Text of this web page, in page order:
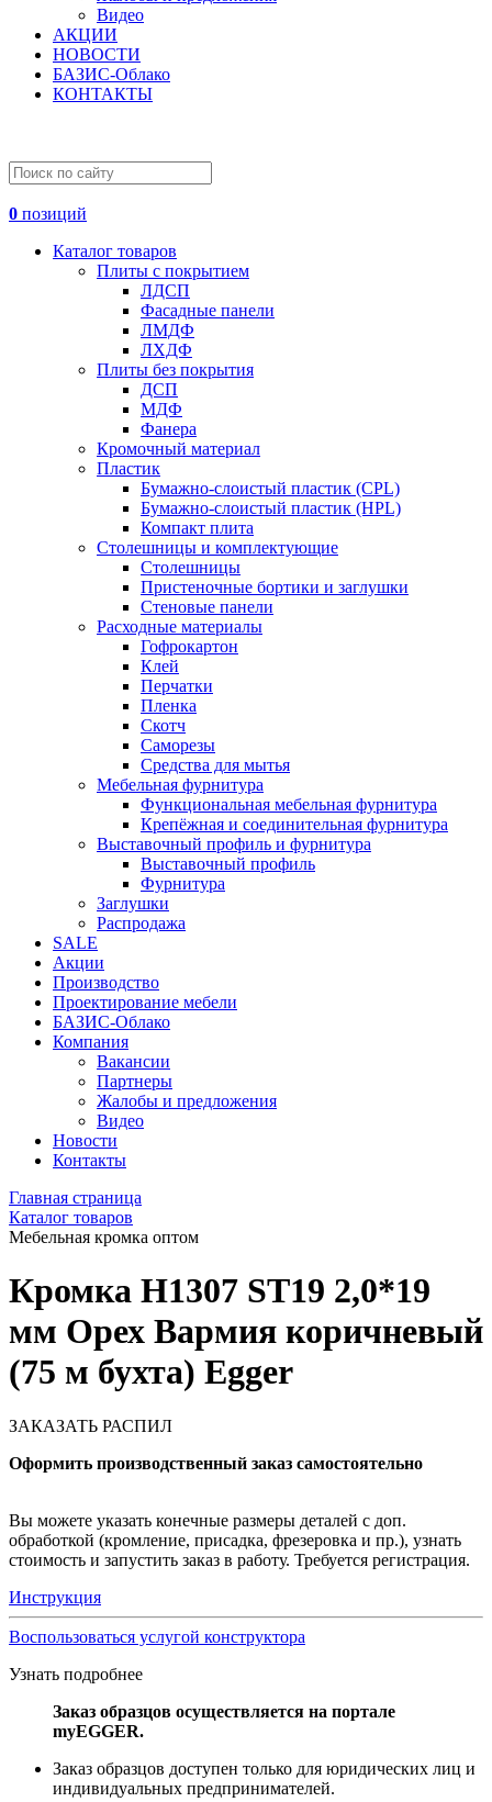
Видео
АКЦИИ
НОВОСТИ
БАЗИС-Облако
КОНТАКТЫ
0 позиций
Каталог товаров
Плиты с покрытием
ЛДСП
Фасадные панели
ЛМДФ
ЛХДФ
Плиты без покрытия
ДСП
МДФ
Фанера
Кромочный материал
Пластик
Бумажно-слоистый пластик (CPL)
Бумажно-слоистый пластик (HPL)
Компакт плита
Столешницы и комплектующие
Столешницы
Пристеночные бортики и заглушки
Стеновые панели
Расходные материалы
Гофрокартон
Клей
Перчатки
Пленка
Скотч
Саморезы
Средства для мытья
Мебельная фурнитура
Функциональная мебельная фурнитура
Крепёжная и соединительная фурнитура
Выставочный профиль и фурнитура
Выставочный профиль
Фурнитура
Заглушки
Распродажа
SALE
Акции
Производство
Проектирование мебели
БАЗИС-Облако
Компания
Вакансии
Партнеры
Жалобы и предложения
Видео
Новости
Контакты
Главная страница
Каталог товаров
Мебельная кромка оптом
Кромка H1307 ST19 2,0*19
мм Орех Вармия коричневый
(75 м бухта) Egger
ЗАКАЗАТЬ РАСПИЛ
Оформить производственный заказ самостоятельно
Вы можете указать конечные размеры деталей с доп.
обработкой (кромление, присадка, фрезеровка и пр.), узнать
стоимость и запустить заказ в работу. Требуется регистрация.
Инструкция
Воспользоваться услугой конструктора
Узнать подробнее
Заказ образцов осуществляется на портале
myEGGER.
Заказ образцов доступен только для юридических лиц и
индивидуальных предпринимателей.